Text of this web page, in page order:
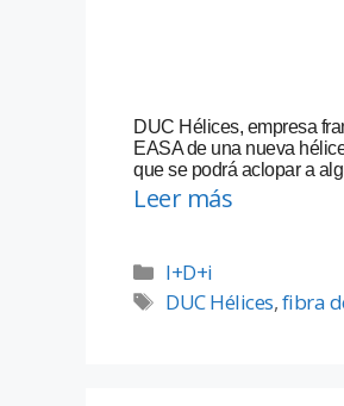
DUC Hélices, empresa
EASA de una nueva
que se podrá aclopar a
Leer más
I+D+i
DUC Hélices,fibra